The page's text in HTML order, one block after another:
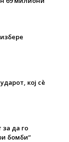
кој сè
да го
бомби“